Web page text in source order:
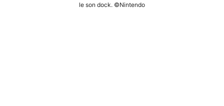
le son dock. ©Nintendo